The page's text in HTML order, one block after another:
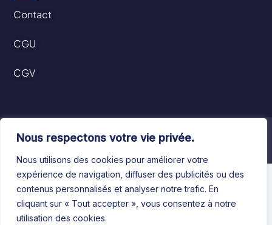
Nous respectons votre vie privée.
Nous utilisons des cookies pour améliorer votre
expérience de navigation, diffuser des publicités ou des
contenus personnalisés et analyser notre trafic. En
cliquant sur « Tout accepter », vous consentez à notre
utilisation des cookies.
Contact
CGU
CGV
©2024 Le Bottin Mondial. Tous droits réservés